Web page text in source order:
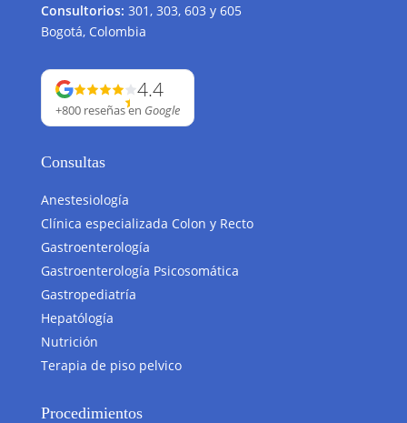
Consultorios: 301, 303, 603 y 605
Bogotá, Colombia
4.4
+800 reseñasen Google
Consultas
Anestesiología
Clínica especializada Colon y Recto
Gastroenterología
Gastroenterología Psicosomática
Gastropediatría
Hepatólogía
Nutrición
Terapia de piso pelvico
Procedimientos